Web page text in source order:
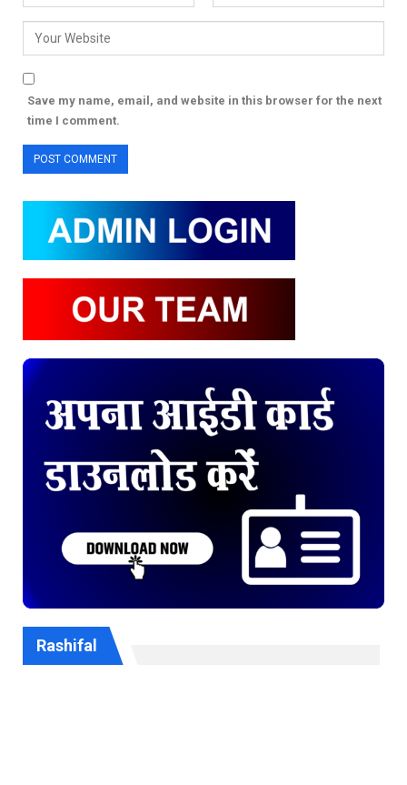
Save my name, email, and website in this browser for the next
time I comment.
Rashifal